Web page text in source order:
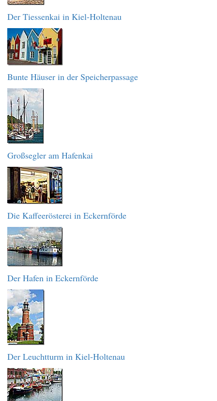
Der Tiessenkai in Kiel-Holtenau
Bunte Häuser in der Speicherpassage
Großsegler am Hafenkai
Die Kaffeerösterei in Eckernförde
Der Hafen in Eckernförde
Der Leuchtturm in Kiel-Holtenau